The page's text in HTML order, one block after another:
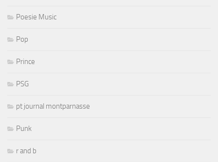
Poesie Music
Pop
Prince
PSG
pt journal montparnasse
Punk
r and b